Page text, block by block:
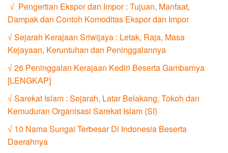
√ Pengertian Ekspor dan Impor : Tujuan, Manfaat,
Dampak dan Contoh Komoditas Ekspor dan Impor
√ Sejarah Kerajaan Sriwijaya : Letak, Raja, Masa
Kejayaan, Keruntuhan dan Peninggalannya
√ 26 Peninggalan Kerajaan Kediri Beserta Gambarnya
[LENGKAP]
√ Sarekat Islam : Sejarah, Latar Belakang, Tokoh dan
Kemuduran Organisasi Sarekat Islam (SI)
√ 10 Nama Sungai Terbesar Di Indonesia Beserta
Daerahnya